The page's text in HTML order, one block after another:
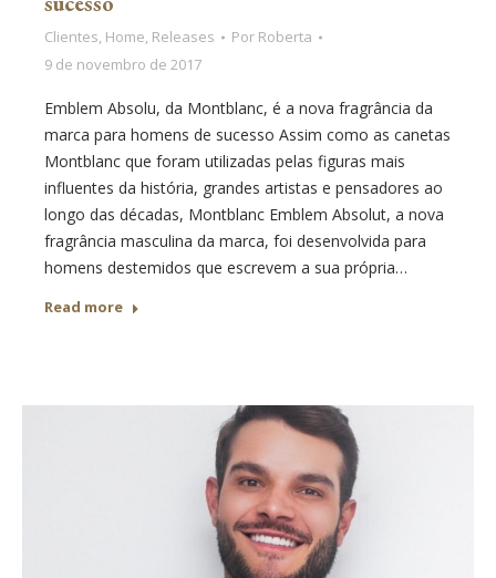
Clientes, Home, Releases Por Roberta
9 de novembro de 2017
Emblem Absolu, da Montblanc, é a nova fragrância da
marca para homens de sucesso Assim como as canetas
Montblanc que foram utilizadas pelas figuras mais
influentes da história, grandes artistas e pensadores ao
longo das décadas, Montblanc Emblem Absolut, a nova
fragrância masculina da marca, foi desenvolvida para
homens destemidos que escrevem a sua própria…
Read more